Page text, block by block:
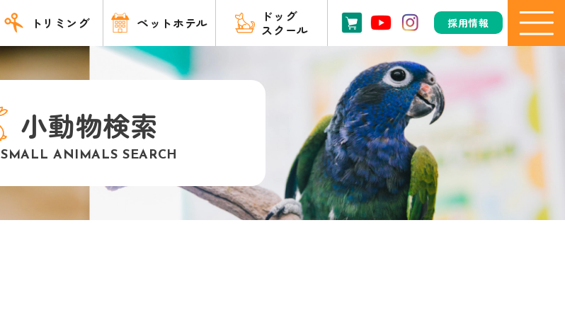
トリミング ペットホテル
ドッグ
スクール
採用情報
小動物検索
SMALL ANIMALS SEARCH